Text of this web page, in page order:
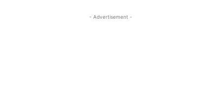
- Advertisement -